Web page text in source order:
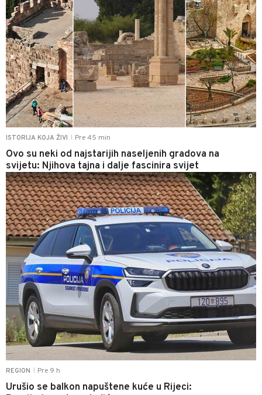
ISTORIJA KOJA ŽIVI Pre 45 min
Ovo su neki od najstarijih naseljenih gradova na
svijetu: Njihova tajna i dalje fascinira svijet
REGION Pre 9 h
Urušio se balkon napuštene kuće u Rijeci:
0